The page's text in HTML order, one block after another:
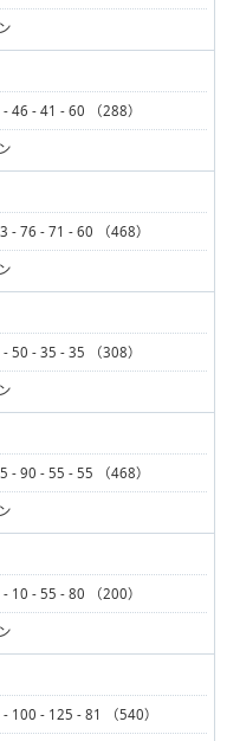
46 - 41 - 60 （288）
- 76 - 71 - 60 （468）
50 - 35 - 35 （308）
- 90 - 55 - 55 （468）
10 - 55 - 80 （200）
100 - 125 - 81 （540）